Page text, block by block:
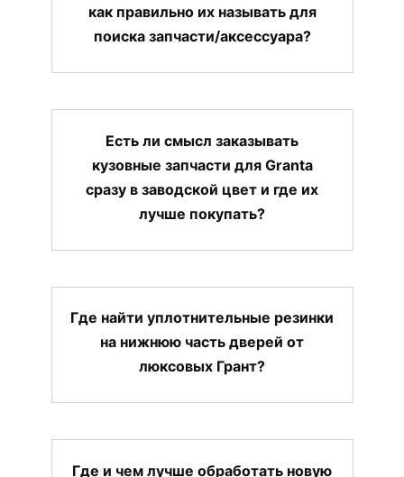
как правильно их называть для
поиска запчасти/аксессуара?
Есть ли смысл заказывать
кузовные запчасти для Granta
сразу в заводской цвет и где их
лучше покупать?
Где найти уплотнительные резинки
на нижнюю часть дверей от
люксовых Грант?
Где и чем лучше обработать новую